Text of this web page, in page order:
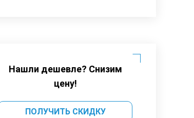
Нашли дешевле? Снизим
цену!
ПОЛУЧИТЬ СКИДКУ